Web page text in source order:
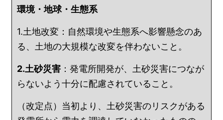
環境・地球・生態系
1.土地改変：自然環境や生態系へ影響懸念のあ
る、土地の大規模な改変を伴わないこと。
2.土砂災害 ：発電所開発が、土砂災害につなが
らないよう十分に配慮されていること。
（改定点）当初より、土砂災害のリスクがある